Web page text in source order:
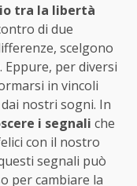
tra la libertà
di due
scelgono
Eppure, per diversi
in vincoli
nostri sogni. In
i segnali che
con il nostro
segnali può
per cambiare la